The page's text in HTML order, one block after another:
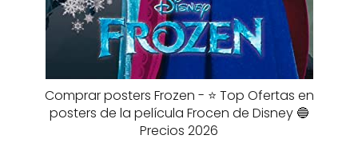
Comprar posters Frozen - ⭐️ Top Ofertas en
posters de la película Frocen de Disney 🔵
Precios 2026